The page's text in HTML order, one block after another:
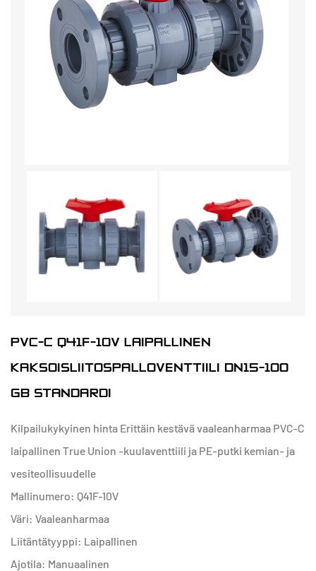
PVC-C Q41F-10V LAIPALLINEN
KAKSOISLIITOSPALLOVENTTIILI DN15-100
GB STANDARDI
Kilpailukykyinen hinta Erittäin kestävä vaaleanharmaa PVC-C
laipallinen True Union -kuulaventtiili ja PE-putki kemian- ja
vesiteollisuudelle
Mallinumero: Q41F-10V
Väri: Vaaleanharmaa
Liitäntätyyppi: Laipallinen
Ajotila: Manuaalinen